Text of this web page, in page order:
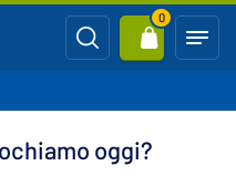
0
oggi?